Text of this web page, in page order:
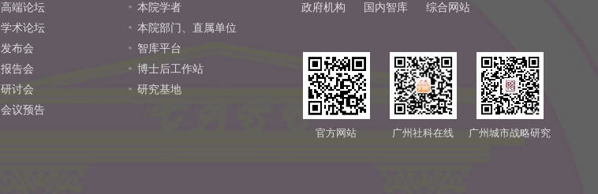
高端论坛
学术论坛
发布会
报告会
研讨会
会议预告
本院学者
本院部门、直属单位
智库平台
博士后工作站
研究基地
政府机构 国内智库 综合网站
官方网站 广州社科在线 广州城市战略研究